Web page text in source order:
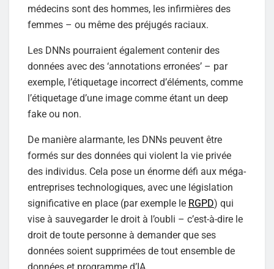
médecins sont des hommes, les infirmières des
femmes – ou même des préjugés raciaux.
Les DNNs pourraient également contenir des
données avec des ‘annotations erronées’ – par
exemple, l’étiquetage incorrect d’éléments, comme
l’étiquetage d’une image comme étant un deep
fake ou non.
De manière alarmante, les DNNs peuvent être
formés sur des données qui violent la vie privée
des individus. Cela pose un énorme défi aux méga-
entreprises technologiques, avec une législation
significative en place (par exemple le RGPD) qui
vise à sauvegarder le droit à l’oubli – c’est-à-dire le
droit de toute personne à demander que ses
données soient supprimées de tout ensemble de